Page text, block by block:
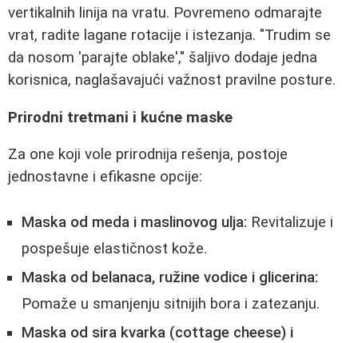
vertikalnih linija na vratu. Povremeno odmarajte
vrat, radite lagane rotacije i istezanja. "Trudim se
da nosom 'parajte oblake'," šaljivo dodaje jedna
korisnica, naglašavajući važnost pravilne posture.
Prirodni tretmani i kućne maske
Za one koji vole prirodnija rešenja, postoje
jednostavne i efikasne opcije:
Maska od meda i maslinovog ulja: Revitalizuje i
pospešuje elastičnost kože.
Maska od belanaca, ružine vodice i glicerina:
Pomaže u smanjenju sitnijih bora i zatezanju.
Maska od sira kvarka (cottage cheese) i